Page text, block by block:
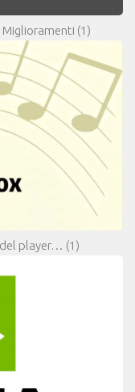
Miglioramenti (1)
player… (1)